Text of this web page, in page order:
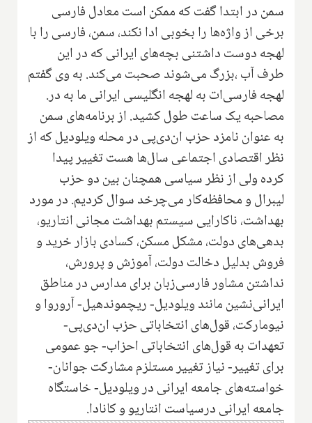
سمن در ابتدا گفت که ممکن است معادل فارسی‌
برخی از واژه‌ها را بخوبی ادا نکند‌،‌ سمن، فارسی را با
لهجه دوست داشتنی بچه‌های ایرانی که در این
طرف آب ،بزرگ می‌شوند صحبت می‌کند‌. به وی گفتم
لهجه فارسی‌ات به لهجه انگلیسی ایرانی ما به در.
مصاحبه یک ساعت طول کشید‌. از برنامه‌های سمن
به عنوان نامزد حزب ان‌دی‌پی در محله ویلودیل که از
نظر اقتصادی اجتماعی سال‌ها هست تغییر پیدا
کرد‌ه ولی از نظر سیاسی همچنان بین دو حزب
لیبرال و محافظه‌کار می‌چرخد‌ سوال کردیم. در مورد
بهداشت‌، ناکارایی سیستم بهداشت مجانی انتاریو،
بدهی‌ها‌ی دولت، مشکل مسکن‌، کسادی بازار خرید و
فروش بدلیل دخالت دولت، آموزش و پرورش،
نداشتن مشاور فارسی‌زبان برای مدارس در مناطق
ایرانی‌نشین مانند ویلودیل- ریچموندهیل- آروروا و
نیو‌مارکت، قول‌های انتخاباتی حزب ان‌دی‌پی-
تعهدات به قول‌های انتخاباتی احزاب- جو عمومی
برای تغییر- نیاز تغییر مستلزم مشارکت جوانان-
خواسته‌های جامعه ایرانی در ویلودیل- خاستگاه
جامعه ایرانی درسیاست انتاریو و کانادا.‌